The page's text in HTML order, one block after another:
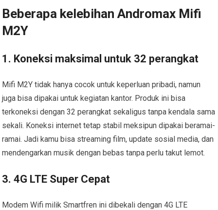
Beberapa kelebihan Andromax Mifi
M2Y
1. Koneksi maksimal untuk 32 perangkat
Mifi M2Y tidak hanya cocok untuk keperluan pribadi, namun
juga bisa dipakai untuk kegiatan kantor. Produk ini bisa
terkoneksi dengan 32 perangkat sekaligus tanpa kendala sama
sekali. Koneksi internet tetap stabil meksipun dipakai beramai-
ramai. Jadi kamu bisa streaming film, update sosial media, dan
mendengarkan musik dengan bebas tanpa perlu takut lemot.
3. 4G LTE Super Cepat
Modem Wifi milik Smartfren ini dibekali dengan 4G LTE